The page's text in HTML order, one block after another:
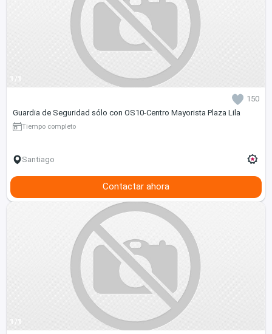
1/1
150
Guardia de Seguridad sólo con OS10-Centro Mayorista Plaza Lila
Tiempo completo
Santiago
Contactar ahora
1/1